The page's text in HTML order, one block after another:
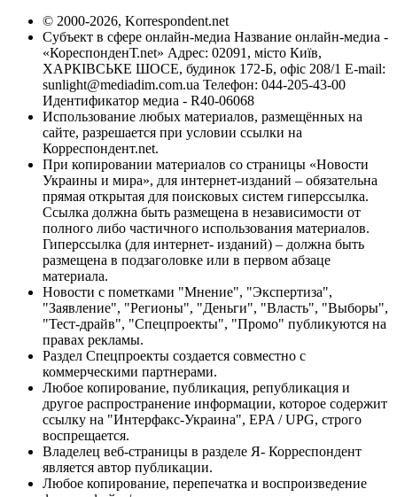
© 2000-2026, Korrespondent.net
Субъект в сфере онлайн-медиа Название онлайн-медиа -
«КореспонденТ.net» Адрес: 02091, місто Київ,
ХАРКІВСЬКЕ ШОСЕ, будинок 172-Б, офіс 208/1 E-mail:
sunlight@mediadim.com.ua Телефон: 044-205-43-00
Идентификатор медиа - R40-06068
Использование любых материалов, размещённых на
сайте, разрешается при условии ссылки на
Корреспондент.net.
При копировании материалов со страницы «Новости
Украины и мира», для интернет-изданий – обязательна
прямая открытая для поисковых систем гиперссылка.
Ссылка должна быть размещена в независимости от
полного либо частичного использования материалов.
Гиперссылка (для интернет- изданий) – должна быть
размещена в подзаголовке или в первом абзаце
материала.
Новости с пометками "Мнение", "Экспертиза",
"Заявление", "Регионы", "Деньги", "Власть", "Выборы",
"Тест-драйв", "Спецпроекты", "Промо" публикуются на
правах рекламы.
Раздел Спецпроекты создается совместно с
коммерческими партнерами.
Любое копирование, публикация, републикация и
другое распространение информации, которое содержит
ссылку на "Интерфакс-Украина", EPA / UPG, строго
воспрещается.
Владелец веб-страницы в разделе Я- Корреспондент
является автор публикации.
Любое копирование, перепечатка и воспроизведение